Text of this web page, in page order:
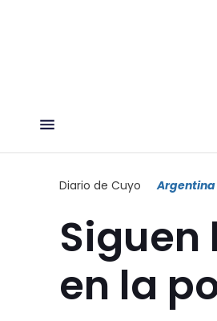
Diario de Cuyo Argentina
Siguen
en la